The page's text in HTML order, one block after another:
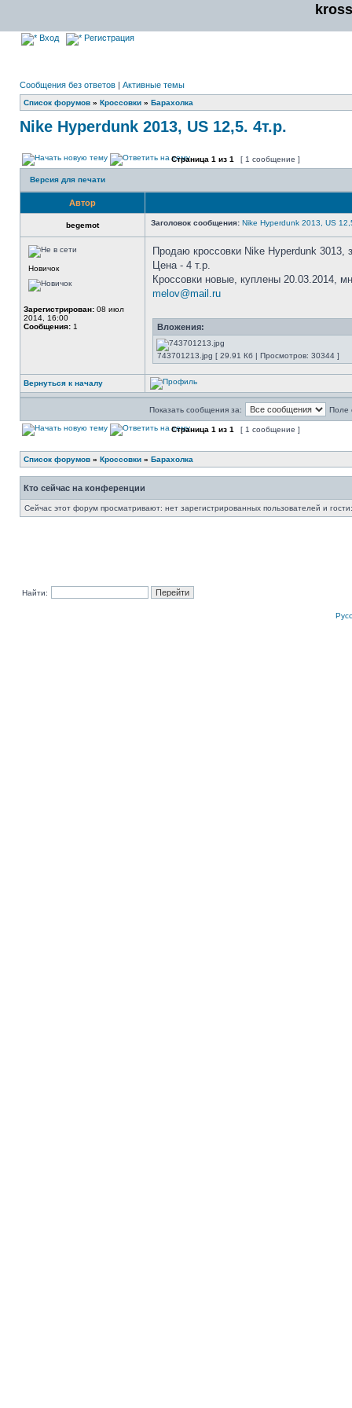
Вход Регистрация
Сообщения без ответов | Активные темы
Список форумов » Кроссовки » Барахолка
Nike Hyperdunk 2013, US 12,5. 4т.р.
Страница 1 из 1 [ 1 сообщение ]
Версия для печати
Автор
begemot Заголовок сообщения: Nike Hyperdunk 2013, US
Новичок
Зарегистрирован: 08 июл
2014, 16:00
Сообщения: 1
Продаю кроссовки Nike Hyperdunk 3013,
Цена - 4 т.р.
Кроссовки новые, куплены 20.03.2014,
melov@mail.ru
Вложения:
743701213.jpg [ 29.91 Кб | Просмотров: 30344 ]
Вернуться к началу
Показать сообщения за: Поле
Страница 1 из 1 [ 1 сообщение ]
Список форумов » Кроссовки » Барахолка
Кто сейчас на конференции
Сейчас этот форум просматривают: нет зарегистрированных пользователей и
Найти: